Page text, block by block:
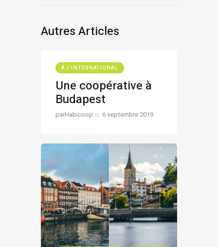
Autres Articles
À L'INTERNATIONAL
Une coopérative à
Budapest
parHabicoop 6 septembre 2019